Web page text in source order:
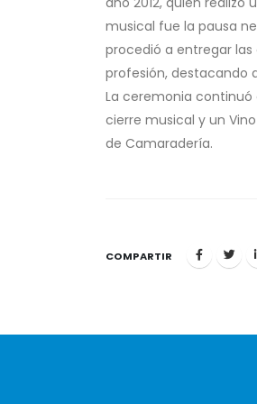
musical fue la pausa
procedió a entregar
profesión, destacando
La ceremonia continuó
cierre musical y un
de Camaradería.
COMPARTIR